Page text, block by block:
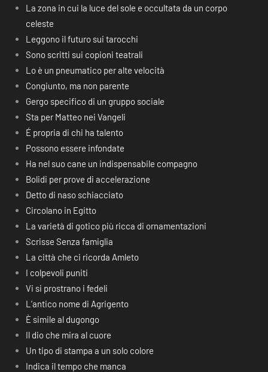
La zona in cui la luce del sole e occultata da un corpo
celeste
Leggono il futuro sui tarocchi
Sono scritti sui copioni teatrali
Lo è un pneumatico per alte velocità
Congiunto, ma non parente
Gergo specifico di un gruppo sociale
Sta per Matteo nei Vangeli
É propria di chi ha talento
Possono essere infondate
Ha nel suo cane un indispensabile compagno
Bolidi per prove di accelerazione
Detto di naso schiacciato
Circolano in Egitto
La varietà di gotico più ricca di ornamentazioni
Scrisse Senza famiglia
La città che ci ricorda Amleto
I colpevoli puniti
Vi si prostrano i fedeli
L’antico nome di Agrigento
È simile al dugongo
Il dio che mira al cuore
Un tipo di stampa a un solo colore
Indica il tempo che manca